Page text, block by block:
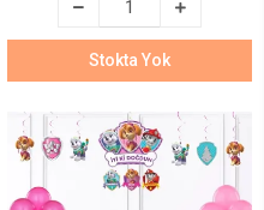
Stokta Yok